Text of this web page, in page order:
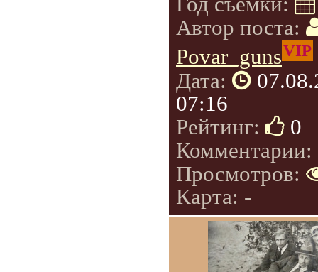
Автор поста:
Povar_gunsVIP
Дата:
07:16
Рейтинг:
0
Комментарии:
Просмотров:
Карта: -